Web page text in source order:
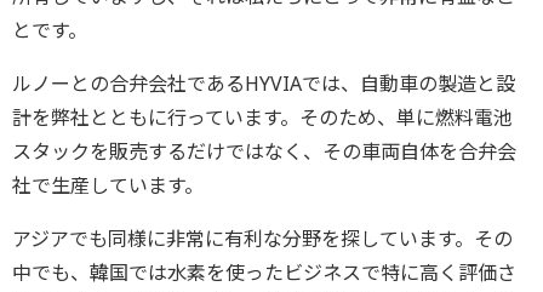
とです。
ルノーとの合弁会社であるHYVIAでは、自動車の製造と設
計を弊社とともに行っています。そのため、単に燃料電池
スタックを販売するだけではなく、その車両自体を合弁会
社で生産しています。
アジアでも同様に非常に有利な分野を探しています。その
中でも、韓国では水素を使ったビジネスで特に高く評価さ